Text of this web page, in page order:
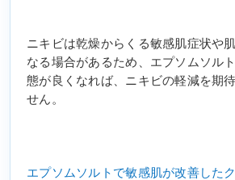
ニキビは乾燥からくる敏感肌症状や
なる場合があるため、エプソムソル
態が良くなれば、ニキビの軽減を期
せん。
エプソムソルトで敏感肌が改善した